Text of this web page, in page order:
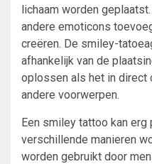
lichaam worden
andere emoticons
creëren. De smiley-
afhankelijk van de
oplossen als het in direct
andere voorwerpen.
Een smiley tattoo kan
verschillende manieren
worden gebruikt door